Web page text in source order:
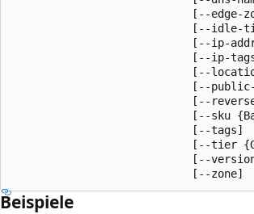
[--edge-
[--idle-
[--ip-
[--ip-
[--
[--
[--
[--sku
                            [--tags]
[--tier
[--
                            [--zone]
Beispiele